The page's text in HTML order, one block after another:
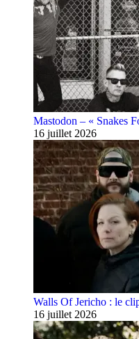
Mastodon – « Snakes
16 juillet 2026
Walls Of Jericho : le
16 juillet 2026